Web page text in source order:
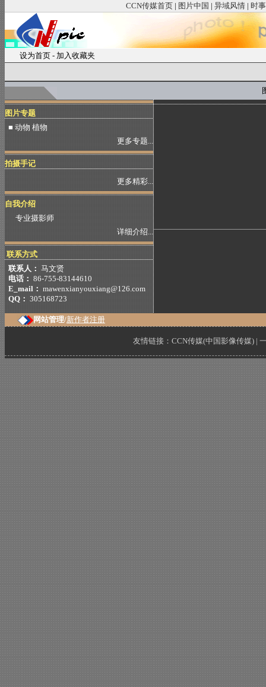
CCN传媒首页 | 图片中国 | 异域风情 | 时
设为首页 - 加入收藏夹
图片专题
■ 动物 植物
更多专题...
拍摄手记
更多精彩...
自我介绍
专业摄影师
详细介绍...
联系方式
联系人： 马文贤
电话： 86-755-83144610
E_mail： mawenxianyouxiang@126.com
QQ： 305168723
网站管理/新作者注册
友情链接： CCN传媒(中国影像传媒) |